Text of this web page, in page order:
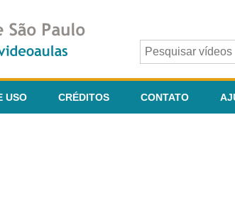
USO CRÉDITOS CONTATO